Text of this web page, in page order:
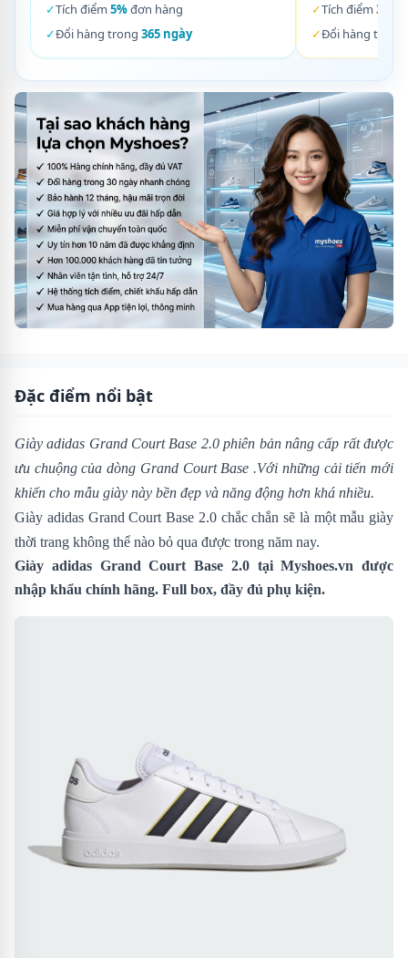
✓Tích điểm 5%đơn hàng
✓Đổi hàng trong 365 ngày
✓Tích điểm 3%
✓Đổi hàng trong
Đặc điểm nổi bật
Giày adidas Grand Court Base 2.0phiên bản nâng cấp rất được
ưu chuộng của dòng Grand Court Base .Với những cải tiến mới
khiến cho mẫu giày này bền đẹp và năng động hơn khá nhiều.
Giày adidas Grand Court Base 2.0 chắc chắn sẽ là một mẫu giày
thời trang không thể nào bỏ qua được trong năm nay.
Giày adidas Grand Court Base 2.0 tạiMyshoes.vn được
nhập khẩu chính hãng. Full box, đầy đủ phụ kiện.